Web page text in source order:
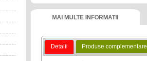
MAI MULTE INFORMATII
Detalii Produse complementare